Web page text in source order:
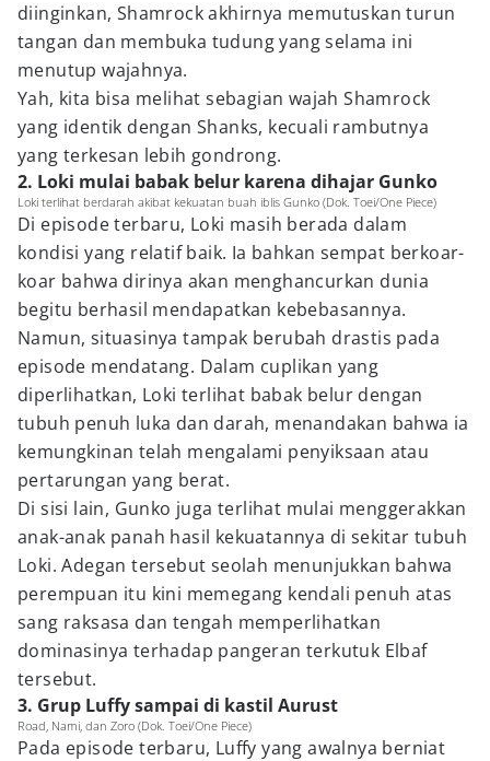
diinginkan, Shamrock akhirnya memutuskan turun
tangan dan membuka tudung yang selama ini
menutup wajahnya.
Yah, kita bisa melihat sebagian wajah Shamrock
yang identik dengan Shanks, kecuali rambutnya
yang terkesan lebih gondrong.
2. Loki mulai babak belur karena dihajar Gunko
Loki terlihat berdarah akibat kekuatan buah iblis Gunko (Dok. Toei/One Piece)
Di episode terbaru, Loki masih berada dalam
kondisi yang relatif baik. Ia bahkan sempat berkoar-
koar bahwa dirinya akan menghancurkan dunia
begitu berhasil mendapatkan kebebasannya.
Namun, situasinya tampak berubah drastis pada
episode mendatang. Dalam cuplikan yang
diperlihatkan, Loki terlihat babak belur dengan
tubuh penuh luka dan darah, menandakan bahwa ia
kemungkinan telah mengalami penyiksaan atau
pertarungan yang berat.
Di sisi lain, Gunko juga terlihat mulai menggerakkan
anak-anak panah hasil kekuatannya di sekitar tubuh
Loki. Adegan tersebut seolah menunjukkan bahwa
perempuan itu kini memegang kendali penuh atas
sang raksasa dan tengah memperlihatkan
dominasinya terhadap pangeran terkutuk Elbaf
tersebut.
3. Grup Luffy sampai di kastil Aurust
Road, Nami, dan Zoro (Dok. Toei/One Piece)
Pada episode terbaru, Luffy yang awalnya berniat